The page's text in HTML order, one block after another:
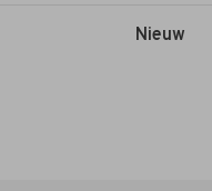
Nieuw